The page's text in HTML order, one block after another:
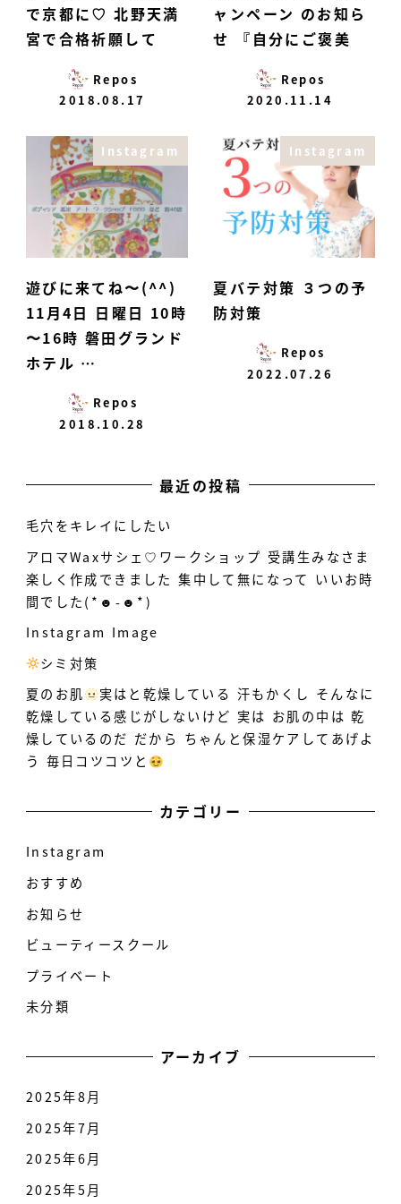
で京都に♡ 北野天満
宮で合格祈願して
Repos
2018.08.17
ャンペーン のお知ら
せ️ 『自分にご褒美
Repos
2020.11.14
Instagram
遊びに来てね〜(^^)
11月4日 日曜日 10時
〜16時 磐田グランド
ホテル …
Repos
2018.10.28
Instagram
夏バテ対策 ３つの予
防対策
Repos
2022.07.26
最近の投稿
毛穴をキレイにしたい
アロマWaxサシェ♡ワークショップ 受講生みなさま
楽しく作成できました 集中して無になって いいお時
間でした(*☻-☻*)
Instagram Image
シミ対策
️ 夏のお肌 実はと乾燥している 汗もかくし そんなに
乾燥している感じがしないけど 実は お肌の中は 乾
燥しているのだ だから ちゃんと保湿ケアしてあげよ
う 毎日コツコツと
カテゴリー
Instagram
おすすめ
お知らせ
ビューティースクール
プライベート
未分類
アーカイブ
2025年8月
2025年7月
2025年6月
2025年5月